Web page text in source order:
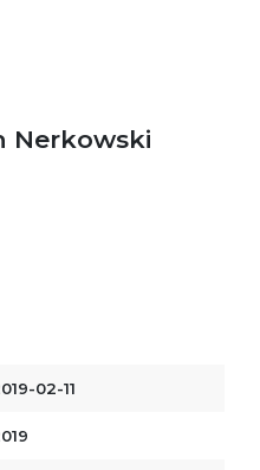
Nerkowski
02-11